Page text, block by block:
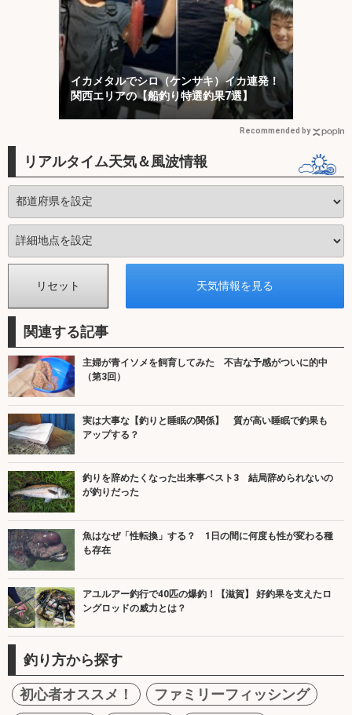
イカメタルでシロ（ケンサキ）イカ連発！
関西エリアの【船釣り特選釣果7選】
Recommended by
リアルタイム天気＆風波情報
関連する記事
主婦が青イソメを飼育してみた 不吉な予感がついに的中
（第3回）
実は大事な【釣りと睡眠の関係】 質が高い睡眠で釣果も
アップする？
釣りを辞めたくなった出来事ベスト3 結局辞められないの
が釣りだった
魚はなぜ「性転換」する？ 1日の間に何度も性が変わる種
も存在
アユルアー釣行で40匹の爆釣！【滋賀】 好釣果を支えたロ
ングロッドの威力とは？
釣り方から探す
初心者オススメ！
ファミリーフィッシング